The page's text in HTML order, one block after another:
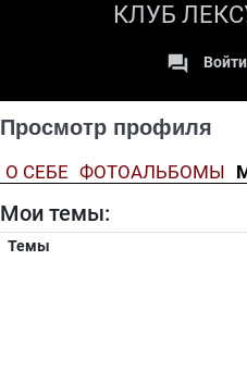
КЛУБ
 Войти
Просмотр профиля
О СЕБЕ ФОТОАЛЬБОМЫ
Мои темы:
Темы